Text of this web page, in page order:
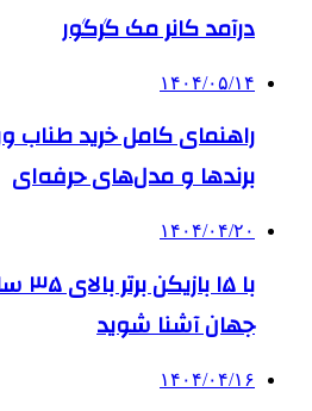
درآمد کانر مک گرگور
۱۴۰۴/۰۵/۱۴
راهنمای کامل خرید طناب
برندها و مدل‌های حرفه‌ای
۱۴۰۴/۰۴/۲۰
با
جهان آشنا شوید
۱۴۰۴/۰۴/۱۶